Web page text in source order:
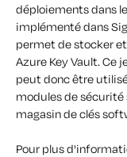
déploiements dans
implémenté dans
permet de stocker
Azure Key Vault. Ce
peut donc être
modules de
magasin de clés
Pour plus